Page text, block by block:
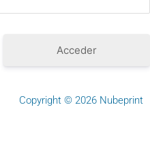
Acceder
Copyright © 2026 Nubeprint